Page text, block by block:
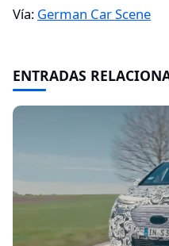
Vía: German Car Scene
ENTRADAS